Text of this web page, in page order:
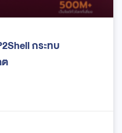
กระทบ